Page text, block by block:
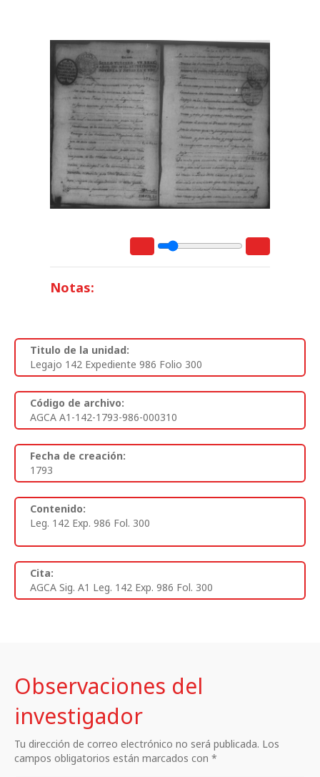
Notas:
Titulo de la unidad:
Legajo 142 Expediente 986 Folio 300
Código de archivo:
AGCA A1-142-1793-986-000310
Fecha de creación:
1793
Contenido:
Leg. 142 Exp. 986 Fol. 300
Cita:
AGCA Sig. A1 Leg. 142 Exp. 986 Fol. 300
Observaciones del
investigador
Tu dirección de correo electrónico no será publicada. Los
campos obligatorios están marcados con *